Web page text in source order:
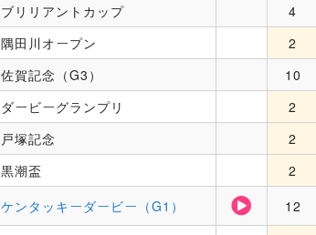
ブリリアントカップ 4
隅田川オープン 2
佐賀記念（G3） 10
ダービーグランプリ 2
戸塚記念 2
黒潮盃 2
ケンタッキーダービー（G1） 12